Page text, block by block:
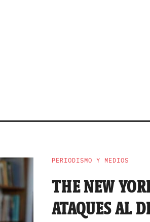
PERIODISMO Y MEDIOS
THE NEW
ATAQUES AL